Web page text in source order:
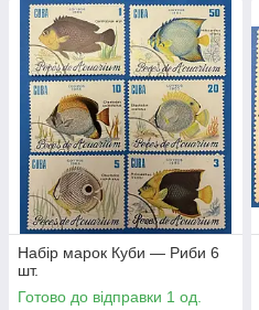
Набір марок Куби — Риби 6
шт.
Готово до відправки 1 од.